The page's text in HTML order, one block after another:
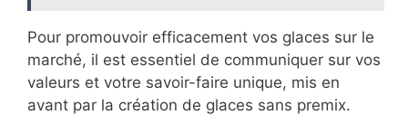
Pour promouvoir efficacement vos glaces sur le
marché, il est essentiel de communiquer sur vos
valeurs et votre savoir-faire unique, mis en
avant par la création de glaces sans premix.